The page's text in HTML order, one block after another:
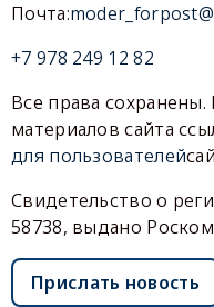
Почта:
+7 978 249 12 82
Все права
материалов сайта
для пользователей
Свидетельство о
58738, выдано
Прислать новость